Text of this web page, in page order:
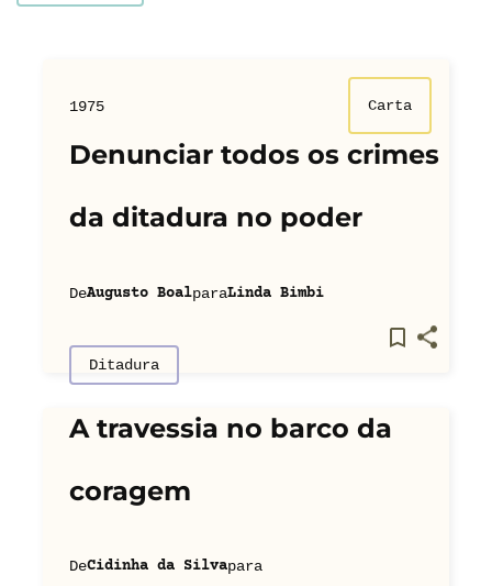
1975 Carta
Denunciar todos os crimes
da ditadura no poder
DeAugusto BoalparaLinda Bimbi
Ditadura
A travessia no barco da
coragem
DeCidinha da Silvapara